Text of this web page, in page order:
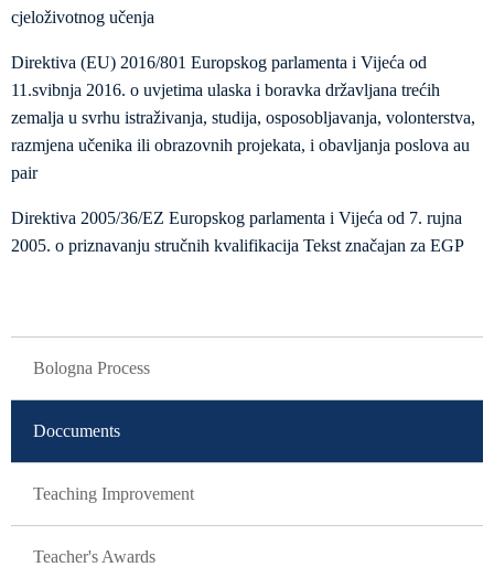
cjeloživotnog učenja
Direktiva (EU) 2016/801 Europskog parlamenta i Vijeća od
11.svibnja 2016. o uvjetima ulaska i boravka državljana trećih
zemalja u svrhu istraživanja, studija, osposobljavanja, volonterstva,
razmjena učenika ili obrazovnih projekata, i obavljanja poslova au
pair
Direktiva 2005/36/EZ Europskog parlamenta i Vijeća od 7. rujna
2005. o priznavanju stručnih kvalifikacija Tekst značajan za EGP
Bologna Process
Doccuments
Teaching Improvement
Teacher's Awards